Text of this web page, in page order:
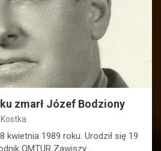
zmarł Józef Bodziony
kwietnia 1989 roku. Urodził się 19
OMTUR Zawiszy…